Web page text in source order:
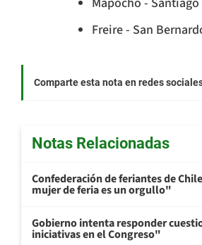
Freire - San
Comparte esta nota en redes
Notas Relacionadas
Confederación de feriantes de
mujer de feria es un orgullo"
Gobierno intenta responder
iniciativas en el Congreso"